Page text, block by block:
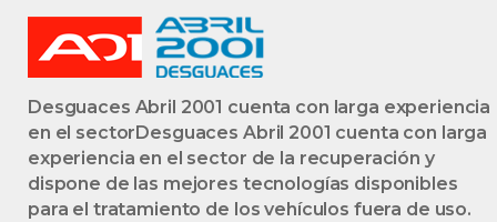
Desguaces Abril 2001 cuenta con larga experiencia
en el sectorDesguaces Abril 2001 cuenta con larga
experiencia en el sector de la recuperación y
dispone de las mejores tecnologías disponibles
para el tratamiento de los vehículos fuera de uso.